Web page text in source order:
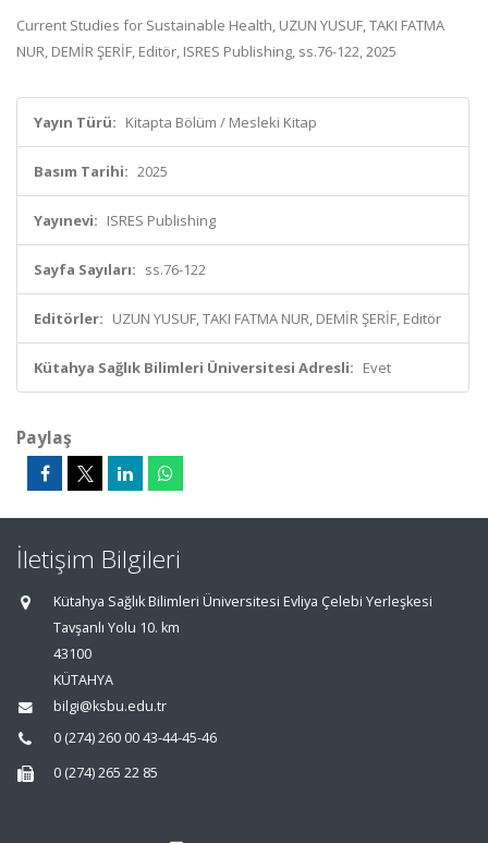
Current Studies for Sustainable Health, UZUN YUSUF, TAKI FATMA
NUR, DEMİR ŞERİF, Editör, ISRES Publishing, ss.76-122, 2025
Yayın Türü: Kitapta Bölüm / Mesleki Kitap
Basım Tarihi: 2025
Yayınevi: ISRES Publishing
Sayfa Sayıları: ss.76-122
Editörler: UZUN YUSUF, TAKI FATMA NUR, DEMİR ŞERİF, Editör
Kütahya Sağlık Bilimleri Üniversitesi Adresli: Evet
Paylaş
İletişim Bilgileri
Kütahya Sağlık Bilimleri Üniversitesi Evliya Çelebi Yerleşkesi
Tavşanlı Yolu 10. km
43100
KÜTAHYA
bilgi@ksbu.edu.tr
0 (274) 260 00 43-44-45-46
0 (274) 265 22 85